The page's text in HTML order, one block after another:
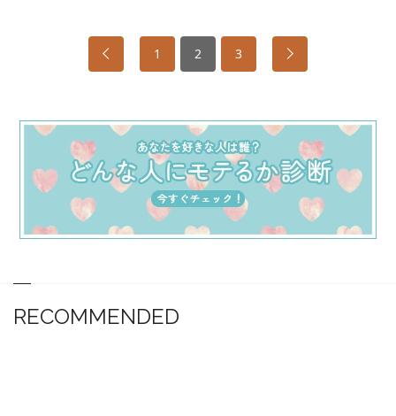
1 2 3
RECOMMENDED